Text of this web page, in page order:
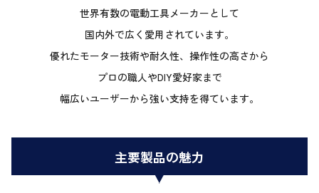
世界有数の電動工具メーカーとして
国内外で広く愛用されています。
優れたモーター技術や耐久性、操作性の高さから
プロの職人やDIY愛好家まで
幅広いユーザーから強い支持を得ています。
主要製品の魅力